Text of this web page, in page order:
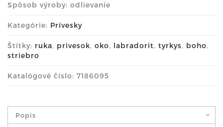
Spôsob výroby: odlievanie
Kategórie: Prívesky
Štítky: ruka, privesok, oko, labradorit, tyrkys, boho,
striebro
Katalógové číslo: 7186095
Popis